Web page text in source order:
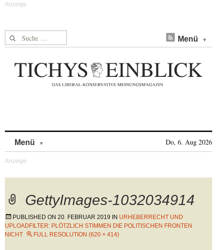
Suche nach: Menü
Menü Do, 6. Aug 2026
GettyImages-1032034914
PUBLISHED ON 20. FEBRUAR 2019 IN URHEBERRECHT UND
UPLOADFILTER: PLÖTZLICH STIMMEN DIE POLITISCHEN FRONTEN
NICHT
FULL RESOLUTION (620 × 414)